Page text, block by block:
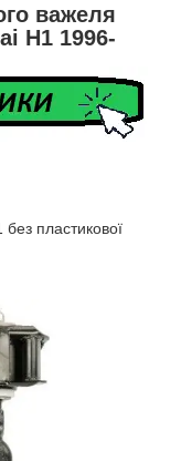
важеля
H1 1996-
без пластикової